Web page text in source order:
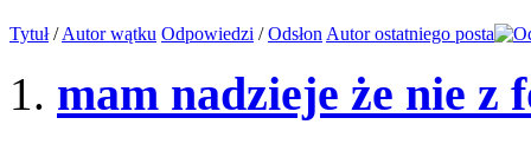
Tytuł/Autor wątku Odpowiedzi /Odsłon Autor ostatniego posta
mam nadzieje że nie z